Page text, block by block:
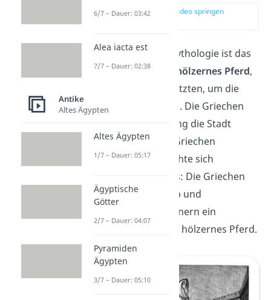
zur Stelle im Video springen
In der griechischen Mythologie ist das
Trojanische Pferd ein
hölzernes Pferd,
das die Griechen benutzten, um die
StadtTroja
zu erobern. Die Griechen
belagerten 10 Jahre lang die Stadt
Troja.Kurzbevor die Griechen
aufgeben wollten, dachte sich
eine List aus: Die Griechen
zogen ihre Truppen ab und
hinterließen den Trojanern ein
: Ein riesiges hölzernes Pferd.
6/7 – Dauer: 03:42
Alea iacta est
7/7 – Dauer: 02:38
Antike
Altes Ägypten
Altes Ägypten
1/7 – Dauer: 05:17
Ägyptische
Götter
2/7 – Dauer: 04:07
Pyramiden
Ägypten
3/7 – Dauer: 05:10